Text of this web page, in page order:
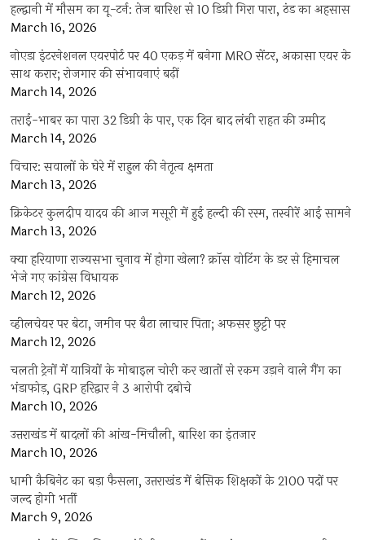
हल्द्वानी में मौसम का यू-टर्न: तेज बारिश से 10 डिग्री गिरा पारा, ठंड का अहसास
March 16, 2026
नोएडा इंटरनेशनल एयरपोर्ट पर 40 एकड़ में बनेगा MRO सेंटर, अकासा एयर के
साथ करार; रोजगार की संभावनाएं बढ़ीं
March 14, 2026
तराई-भाबर का पारा 32 डिग्री के पार, एक दिन बाद लंबी राहत की उम्मीद
March 14, 2026
विचार: सवालों के घेरे में राहुल की नेतृत्व क्षमता
March 13, 2026
क्रिकेटर कुलदीप यादव की आज मसूरी में हुई हल्दी की रस्म, तस्वीरें आई सामने
March 13, 2026
क्या हरियाणा राज्यसभा चुनाव में होगा खेला? क्रॉस वोटिंग के डर से हिमाचल
भेजे गए कांग्रेस विधायक
March 12, 2026
व्हीलचेयर पर बेटा, जमीन पर बैठा लाचार पिता; अफसर छुट्टी पर
March 12, 2026
चलती ट्रेनों में यात्रियों के मोबाइल चोरी कर खातों से रकम उड़ाने वाले गैंग का
भंडाफोड़, GRP हरिद्वार ने 3 आरोपी दबोचे
March 10, 2026
उत्तराखंड में बादलों की आंख-मिचौली, बारिश का इंतजार
March 10, 2026
धामी कैबिनेट का बड़ा फैसला, उत्तराखंड में बेसिक शिक्षकों के 2100 पदों पर
जल्द होगी भर्ती
March 9, 2026